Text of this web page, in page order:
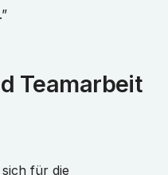
Teamarbeit
für die